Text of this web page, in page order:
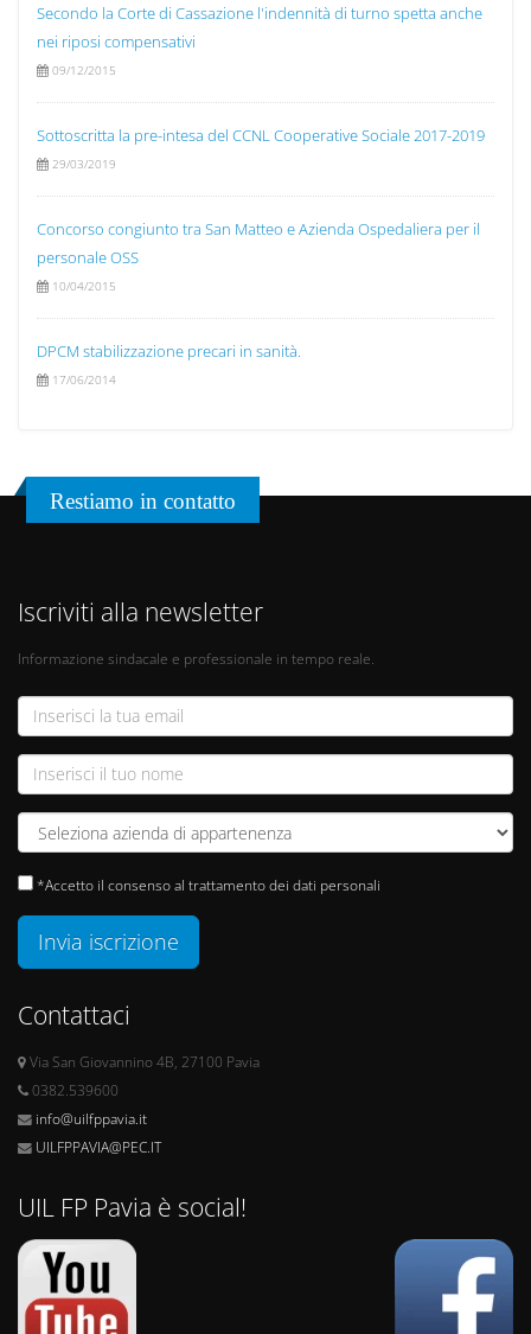
Secondo la Corte di Cassazione l'indennità di turno spetta anche
nei riposi compensativi
09/12/2015
Sottoscritta la pre-intesa del CCNL Cooperative Sociale 2017-2019
29/03/2019
Concorso congiunto tra San Matteo e Azienda Ospedaliera per il
personale OSS
10/04/2015
DPCM stabilizzazione precari in sanità.
17/06/2014
Restiamo in contatto
Iscriviti alla newsletter
Informazione sindacale e professionale in tempo reale.
*Accetto il consenso al trattamento dei dati personali
Invia iscrizione
Contattaci
Via San Giovannino 4B, 27100 Pavia
0382.539600
info@uilfppavia.it
UILFPPAVIA@PEC.IT
UIL FP Pavia è social!